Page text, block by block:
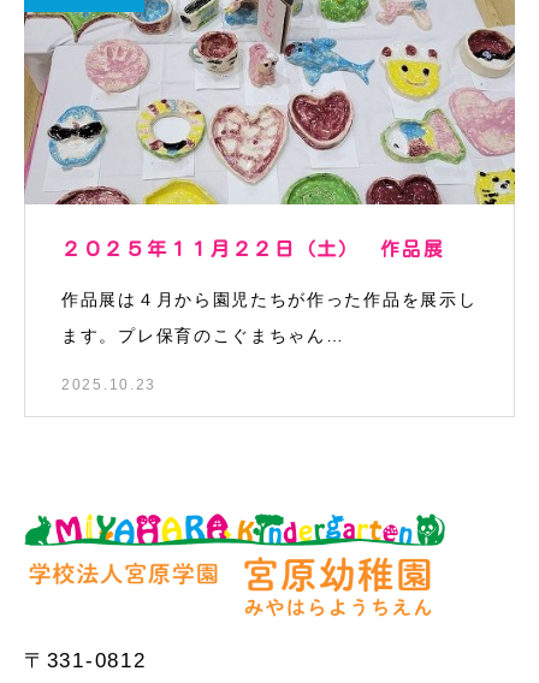
２０２５年１１月２２日（土） 作品展
作品展は４月から園児たちが作った作品を展示し
ます。プレ保育のこぐまちゃん…
2025.10.23
〒331-0812